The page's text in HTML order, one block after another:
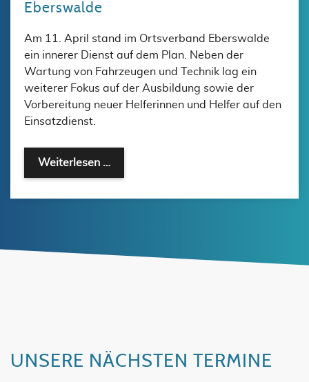
Eberswalde
Am 11. April stand im Ortsverband Eberswalde
ein innerer Dienst auf dem Plan. Neben der
Wartung von Fahrzeugen und Technik lag ein
weiterer Fokus auf der Ausbildung sowie der
Vorbereitung neuer Helferinnen und Helfer auf den
Einsatzdienst.
Weiterlesen …
UNSERE NÄCHSTEN TERMINE